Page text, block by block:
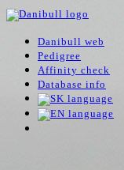
Danibull web
Pedigree
Affinity check
Database info